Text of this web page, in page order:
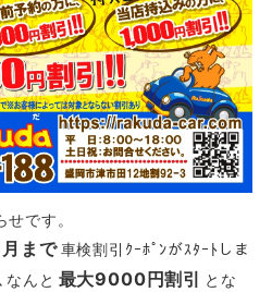
です。
まで 車検割引ｸｰﾎﾟﾝがｽﾀｰﾄしま
なんと 最大9000円割引
とな